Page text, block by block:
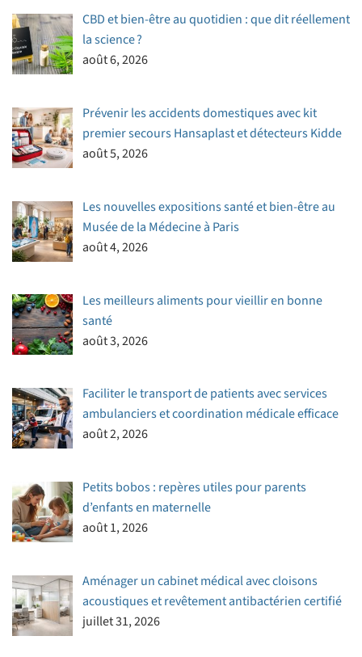
CBD et bien-être au quotidien : que dit réellement
la science ?
août 6, 2026
Prévenir les accidents domestiques avec kit
premier secours Hansaplast et détecteurs Kidde
août 5, 2026
Les nouvelles expositions santé et bien-être au
Musée de la Médecine à Paris
août 4, 2026
Les meilleurs aliments pour vieillir en bonne
santé
août 3, 2026
Faciliter le transport de patients avec services
ambulanciers et coordination médicale efficace
août 2, 2026
Petits bobos : repères utiles pour parents
d’enfants en maternelle
août 1, 2026
Aménager un cabinet médical avec cloisons
acoustiques et revêtement antibactérien certifié
juillet 31, 2026